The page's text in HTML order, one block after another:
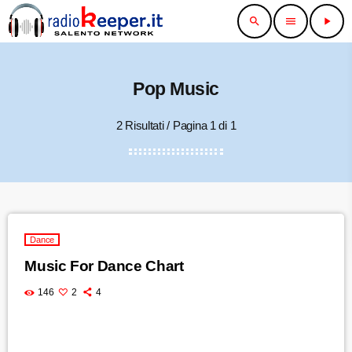
search menu play_arrow
Pop Music
2 Risultati / Pagina 1 di 1
Dance
Music For Dance Chart
146 2 4